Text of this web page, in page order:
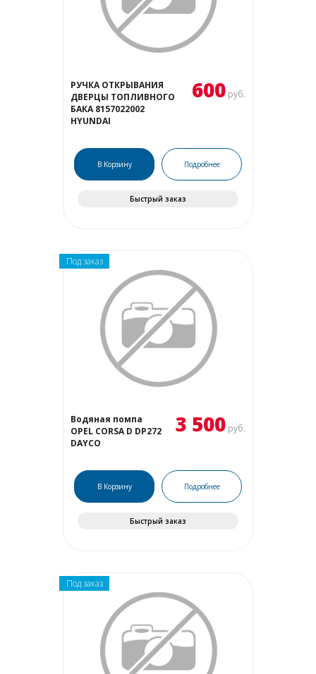
РУЧКА ОТКРЫВАНИЯ
ДВЕРЦЫ ТОПЛИВНОГО
БАКА 8157022002
HYUNDAI
600 руб.
В Корзину Подробнее
Быстрый заказ
Под заказ
Водяная помпа
OPEL CORSA D DP272
DAYCO
3 500 руб.
В Корзину Подробнее
Быстрый заказ
Под заказ